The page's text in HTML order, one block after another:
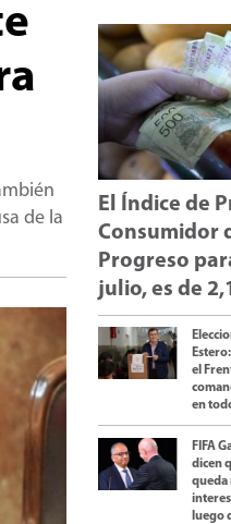
de la
El Índice de
Consumidor
Progreso
julio, es de
el
en
FIFA
dicen
queda
luego